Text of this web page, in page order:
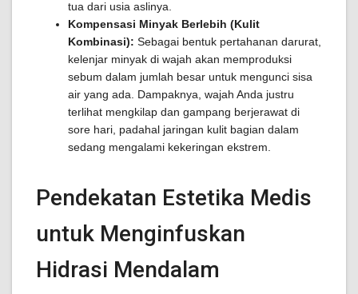
tua dari usia aslinya.
Kompensasi Minyak Berlebih (Kulit
Kombinasi): Sebagai bentuk pertahanan darurat,
kelenjar minyak di wajah akan memproduksi
sebum dalam jumlah besar untuk mengunci sisa
air yang ada. Dampaknya, wajah Anda justru
terlihat mengkilap dan gampang berjerawat di
sore hari, padahal jaringan kulit bagian dalam
sedang mengalami kekeringan ekstrem.
Pendekatan Estetika Medis
untuk Menginfuskan
Hidrasi Mendalam